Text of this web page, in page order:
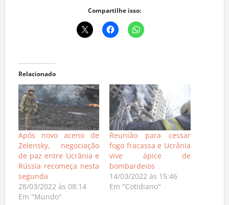
Compartilhe isso:
Relacionado
Após novo aceno de
Zelensky, negociação
de paz entre Ucrânia e
Rússia recomeça nesta
segunda
28/03/2022 às 08:14
Em "Mundo"
Reunião para cessar
fogo fracassa e Ucrânia
vive ápice de
bombardeios
14/03/2022 às 15:46
Em "Cotidiano"